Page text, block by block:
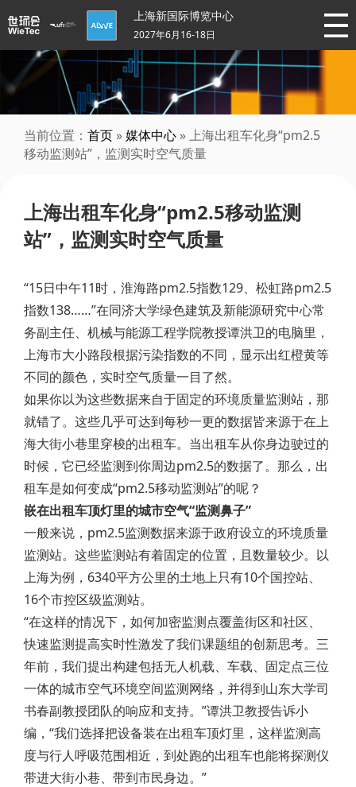
上海新国际博览中心
2027年6月16-18日
当前位置： 首页 »媒体中心 » 上海出租车化身“pm2.5
移动监测站”，监测实时空气质量
上海出租车化身“pm2.5移动监测
站”，监测实时空气质量
“15日中午11时，淮海路pm2.5指数129、松虹路pm2.5
指数138……”在同济大学绿色建筑及新能源研究中心常
务副主任、机械与能源工程学院教授谭洪卫的电脑里，
上海市大小路段根据污染指数的不同，显示出红橙黄等
不同的颜色，实时空气质量一目了然。
如果你以为这些数据来自于固定的环境质量监测站，那
就错了。这些几乎可达到每秒一更的数据皆来源于在上
海大街小巷里穿梭的出租车。当出租车从你身边驶过的
时候，它已经监测到你周边pm2.5的数据了。那么，出
租车是如何变成“pm2.5移动监测站”的呢？
嵌在出租车顶灯里的城市空气“监测鼻子”
一般来说，pm2.5监测数据来源于政府设立的环境质量
监测站。这些监测站有着固定的位置，且数量较少。以
上海为例，6340平方公里的土地上只有10个国控站、
16个市控区级监测站。
“在这样的情况下，如何加密监测点覆盖街区和社区、
快速监测提高实时性激发了我们课题组的创新思考。三
年前，我们提出构建包括无人机载、车载、固定点三位
一体的城市空气环境空间监测网络，并得到山东大学司
书春副教授团队的响应和支持。”谭洪卫教授告诉小
编，“我们选择把设备装在出租车顶灯里，这样监测高
度与行人呼吸范围相近，到处跑的出租车也能将探测仪
带进大街小巷、带到市民身边。”